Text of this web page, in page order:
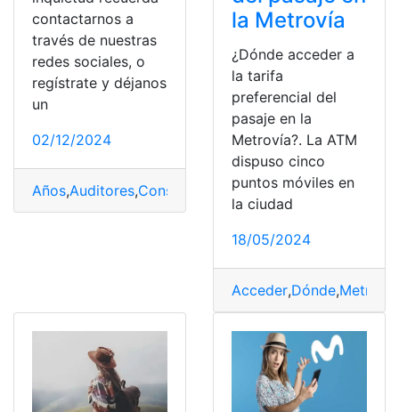
contactarnos a
través de nuestras
redes sociales, o
regístrate y déjanos
un
02/12/2024
Años,Auditores,Consultores Ecuador ISD,Tarifa,
la Metrovía
¿Dónde acceder a
la tarifa
preferencial del
pasaje en la
Metrovía?. La ATM
dispuso cinco
puntos móviles en
la ciudad
18/05/2024
Acceder,Dónde,Metrovia